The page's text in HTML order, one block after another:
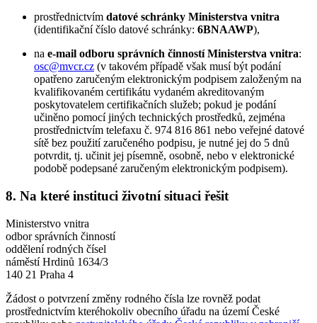
prostřednictvím datové schránky Ministerstva vnitra
(identifikační číslo datové schránky: 6BNAAWP),
na e-mail odboru správních činností Ministerstva vnitra:
osc@mvcr.cz (v takovém případě však musí být podání
opatřeno zaručeným elektronickým podpisem založeným na
kvalifikovaném certifikátu vydaném akreditovaným
poskytovatelem certifikačních služeb; pokud je podání
učiněno pomocí jiných technických prostředků, zejména
prostřednictvím telefaxu č. 974 816 861 nebo veřejné datové
sítě bez použití zaručeného podpisu, je nutné jej do 5 dnů
potvrdit, tj. učinit jej písemně, osobně, nebo v elektronické
podobě podepsané zaručeným elektronickým podpisem).
8. Na které instituci životní situaci řešit
Ministerstvo vnitra
odbor správních činností
oddělení rodných čísel
náměstí Hrdinů 1634/3
140 21 Praha 4
Žádost o potvrzení změny rodného čísla lze rovněž podat
prostřednictvím kteréhokoliv obecního úřadu na území České